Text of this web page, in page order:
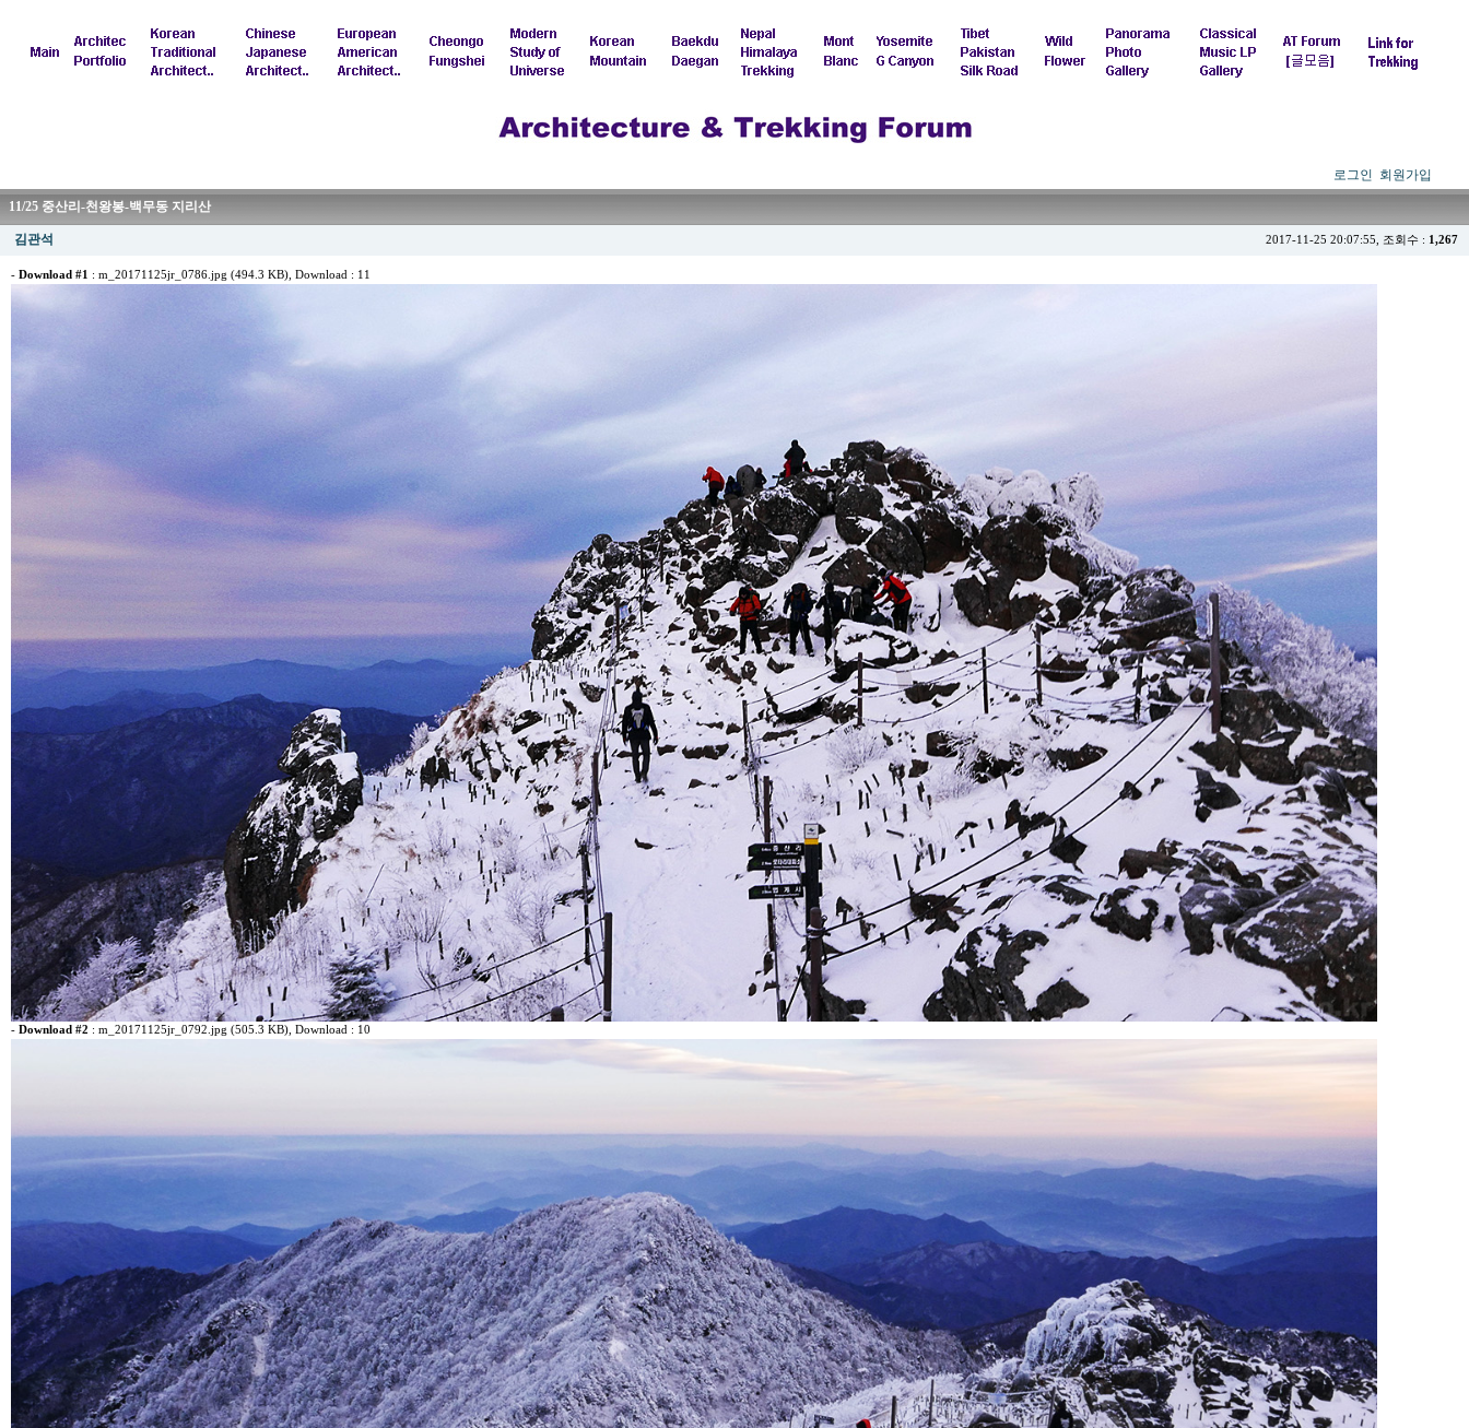
로그인 회원가입
11/25 중산리-천왕봉-백무동 지리산
김관석 2017-11-25 20:07:55, 조회수 : 1,267
- Download #1 : m_20171125jr_0786.jpg (494.3 KB) , Download : 11
- Download #2 : m_20171125jr_0792.jpg (505.3 KB) , Download : 10